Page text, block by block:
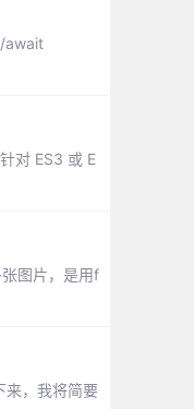
await
对 ES3 或 E
图片，是用f
来，我将简要